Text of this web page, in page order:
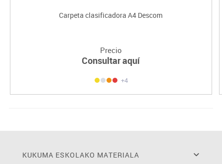
Carpeta clasificadora A4 Descom
Precio
Consultar aquí
+4
KUKUMA ESKOLAKO MATERIALA